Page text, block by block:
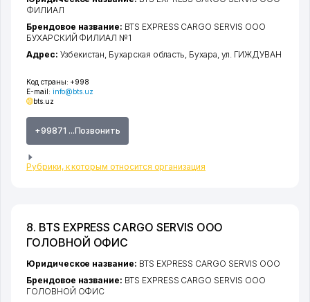
Код страны: +998
E-mail: info@bts.uz
bts.uz
+99871 ...Позвонить
Рубрики, к которым относится организация
ФИЛИАЛ
Брендовое название: BTS EXPRESS CARGO SERVIS ООО
БУХАРСКИЙ ФИЛИАЛ №1
Адрес: Узбекистан, Бухарская область, Бухара, ул. ГИЖДУВАН
8. BTS EXPRESS CARGO SERVIS ООО
ГОЛОВНОЙ ОФИС
Юридическое название: BTS EXPRESS CARGO SERVIS ООО
Брендовое название: BTS EXPRESS CARGO SERVIS ООО
ГОЛОВНОЙ ОФИС